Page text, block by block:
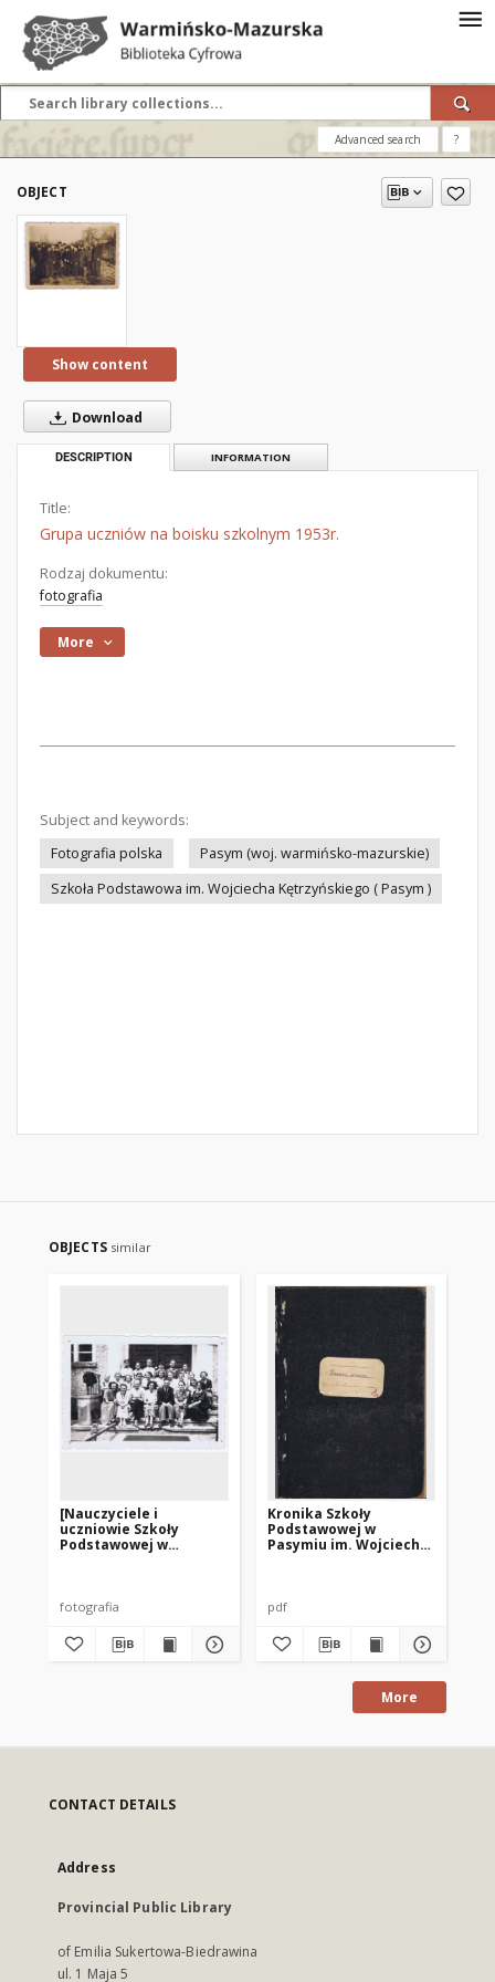
Advanced search ?
OBJECT
Show content
Download
DESCRIPTION INFORMATION
Title:
Grupa uczniów na boisku szkolnym 1953r.
Rodzaj dokumentu:
fotografia
More
Subject and keywords:
Fotografia polska
Pasym (woj. warmińsko-mazurskie)
Szkoła Podstawowa im. Wojciecha Kętrzyńskiego ( Pasym )
OBJECTS similar
[Nauczyciele i
uczniowie Szkoły
Podstawowej w
fotografia
Kronika Szkoły
Podstawowej w
Pasymiu im. Wojciecha
pdf
More
CONTACT DETAILS
Address
Provincial Public Library
of Emilia Sukertowa-Biedrawina
ul. 1 Maja 5